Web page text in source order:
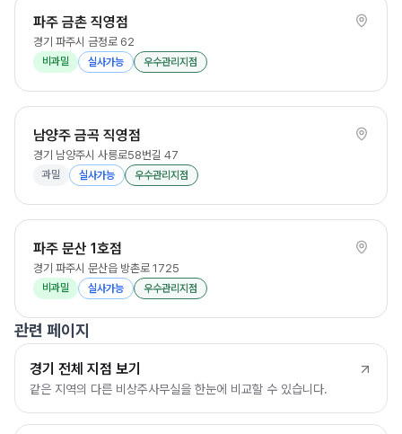
파주 금촌 직영점
경기 파주시 금정로 62
비과밀 실사가능 우수관리지점
남양주 금곡 직영점
경기 남양주시 사릉로58번길 47
과밀 실사가능 우수관리지점
파주 문산 1호점
경기 파주시 문산읍 방촌로 1725
비과밀 실사가능 우수관리지점
관련 페이지
경기 전체 지점 보기
같은 지역의 다른 비상주사무실을 한눈에 비교할 수 있습니다.